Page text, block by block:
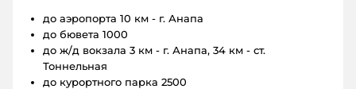
до аэропорта 10 км - г. Анапа
до бювета 1000
до ж/д вокзала 3 км - г. Анапа, 34 км - ст.
Тоннельная
до курортного парка 2500